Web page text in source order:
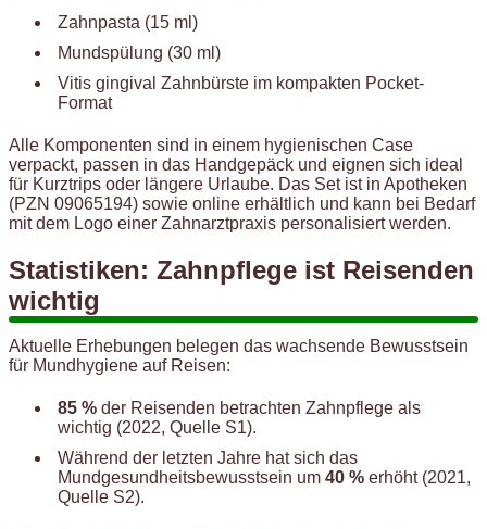
Zahnpasta (15 ml)
Mundspülung (30 ml)
Vitis gingival Zahnbürste im kompakten Pocket-
Format
Alle Komponenten sind in einem hygienischen Case
verpackt, passen in das Handgepäck und eignen sich ideal
für Kurztrips oder längere Urlaube. Das Set ist in Apotheken
(PZN 09065194) sowie online erhältlich und kann bei Bedarf
mit dem Logo einer Zahnarztpraxis personalisiert werden.
Statistiken: Zahnpflege ist Reisenden
wichtig
Aktuelle Erhebungen belegen das wachsende Bewusstsein
für Mundhygiene auf Reisen:
85 % der Reisenden betrachten Zahnpflege als
wichtig (2022, Quelle S1).
Während der letzten Jahre hat sich das
Mundgesundheitsbewusstsein um 40 % erhöht (2021,
Quelle S2).